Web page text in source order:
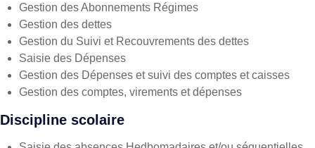
Gestion des Abonnements Régimes
Gestion des dettes
Gestion du Suivi et Recouvrements des dettes
Saisie des Dépenses
Gestion des Dépenses et suivi des comptes et caisses
Gestion des comptes, virements et dépenses
Discipline scolaire